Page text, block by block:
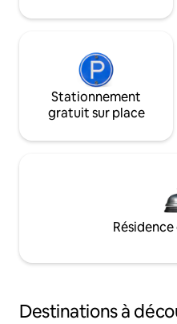
Stationnement
gratuit sur place
Destinations à